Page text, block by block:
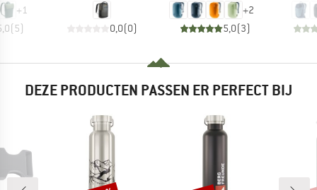
+1
( 5) 0,0(0)
+2
5,0(3)
DEZE PRODUCTEN PASSEN ER PERFECT BIJ